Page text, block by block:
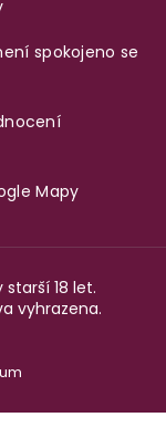
spokojeno se
Mapy
18 let.
vyhrazena.